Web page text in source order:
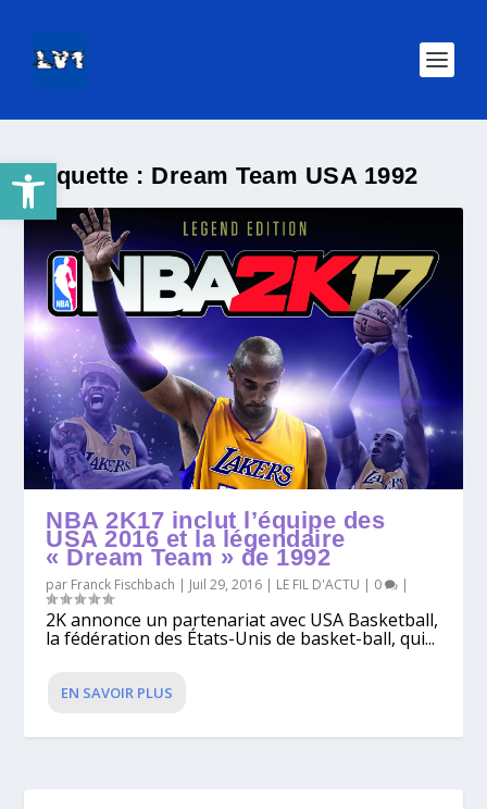
Ouvrir la barre d’outilsÉtiquette : Dream Team USA 1992
NBA 2K17 inclut l’équipe des
USA 2016 et la légendaire
« Dream Team » de 1992
par Franck Fischbach | Juil 29, 2016 | LE FIL D'ACTU | 0 |
2K annonce un partenariat avec USA Basketball,
la fédération des États-Unis de basket-ball, qui...
EN SAVOIR PLUS